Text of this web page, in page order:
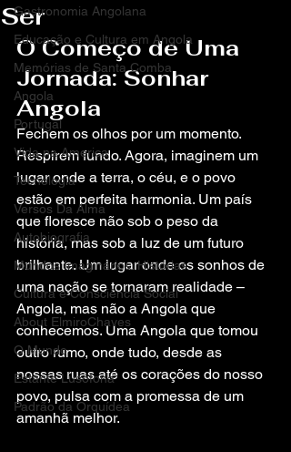
Gastronomia Angolana
Educação e Cultura em Angola
Memórias de Santa Comba
Angola
Portugal
Vida na America
Tecnologia
Versos Da Alma
Autobiografia
Mundos Imaginários: Histórias
Cultura e Consciência Social
About ElmiroChaves
O Mundo
Estante Lusófona
Padrão da Orquídea
Ser
O Começo de Uma
Jornada: Sonhar
Angola
Fechem os olhos por um momento.
Respirem fundo. Agora, imaginem um
lugar onde a terra, o céu, e o povo
estão em perfeita harmonia. Um país
que floresce não sob o peso da
história, mas sob a luz de um futuro
brilhante. Um lugar onde os sonhos de
uma nação se tornaram realidade –
Angola, mas não a Angola que
conhecemos. Uma Angola que tomou
outro rumo, onde tudo, desde as
nossas ruas até os corações do nosso
povo, pulsa com a promessa de um
amanhã melhor.